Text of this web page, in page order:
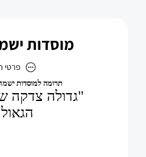
מוסדות
פרטי
מוסדות ישמח ישראל